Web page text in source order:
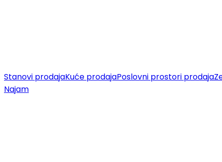
Stanovi prodajaKuće prodajaPoslovni prostori prodaja
Najam